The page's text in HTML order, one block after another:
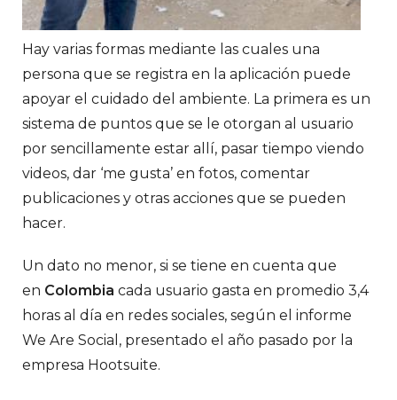
Hay varias formas mediante las cuales una
persona que se registra en la aplicación puede
apoyar el cuidado del ambiente. La primera es un
sistema de puntos que se le otorgan al usuario
por sencillamente estar allí, pasar tiempo viendo
videos, dar ‘me gusta’ en fotos, comentar
publicaciones y otras acciones que se pueden
hacer.
Un dato no menor, si se tiene en cuenta que
en Colombia cada usuario gasta en promedio 3,4
horas al día en redes sociales, según el informe
We Are Social, presentado el año pasado por la
empresa Hootsuite.